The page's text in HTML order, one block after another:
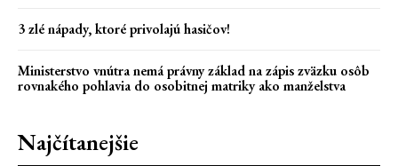
3 zlé nápady, ktoré privolajú hasičov!
Ministerstvo vnútra nemá právny základ na zápis zväzku osôb
rovnakého pohlavia do osobitnej matriky ako manželstva
Najčítanejšie